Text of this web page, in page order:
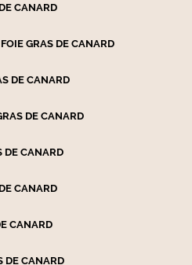
CANARD
GRAS DE CANARD
DE CANARD
DE CANARD
DE CANARD
CANARD
CANARD
DE CANARD